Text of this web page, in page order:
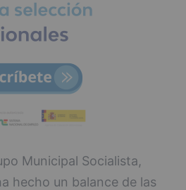
Municipal Socialista,
hecho un balance de las